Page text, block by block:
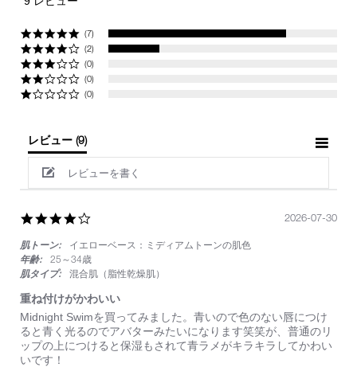
(7)
(2)
(0)
(0)
(0)
レビュー (9)
レビューを書く
rating
肌トーン:
イエローベース：ミディアムトーンの肌色
年齢:
25～34歳
肌タイプ:
混合肌（脂性乾燥肌）
重ね付けがかわいい
Review
by
on
30
review
stating
重
ね
Midnight Swimを買ってみました。青いので色のない唇につけ
ると青く光るのでアバターみたいになります笑笑が、普通のリ
ップの上につけると保湿もされて青ラメがキラキラしてかわい
いです！
2026-07-30